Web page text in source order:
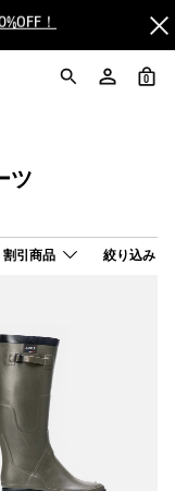
ート！
無料
お知らせ
！
0
ツ
割引商品 絞り込み